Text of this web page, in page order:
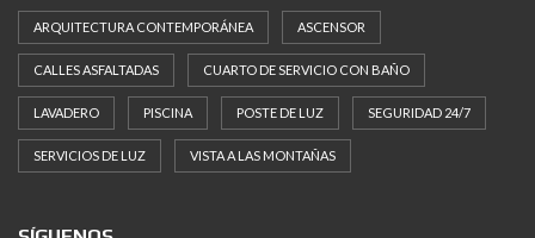
ARQUITECTURA CONTEMPORÁNEA ASCENSOR
CALLES ASFALTADAS CUARTO DE SERVICIO CON BAÑO
LAVADERO PISCINA POSTE DE LUZ SEGURIDAD 24/7
SERVICIOS DE LUZ VISTA A LAS MONTAÑAS